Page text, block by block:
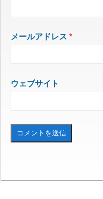
メールアドレス *
ウェブサイト